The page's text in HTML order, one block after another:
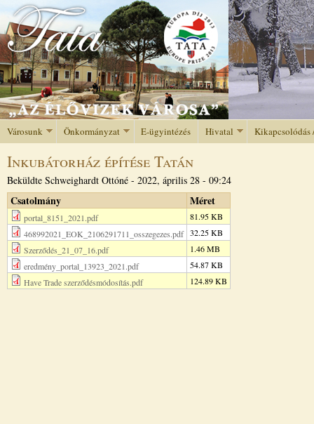
Jump to navigation
Városunk Önkormányzat E-ügyintézés Hivatal Kikapcsolódás
Inkubátorház építése Tatán
Beküldte Schweighardt Ottóné - 2022, április 28 - 09:24
Csatolmány Méret
portal_8151_2021.pdf
81.95 KB
468992021_EOK_2106291711_osszegezes.pdf 32.25 KB
Szerződés_21_07_16.pdf
1.46 MB
eredmény_portal_13923_2021.pdf
54.87 KB
Have Trade szerződésmódosítás.pdf
124.89 KB